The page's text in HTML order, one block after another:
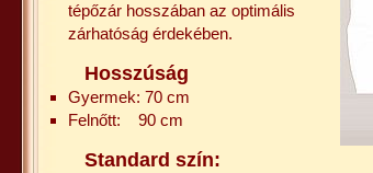
tépőzár hosszában az optimális
zárhatóság érdekében.
Hosszúság
Gyermek: 70 cm
Felnőtt: 90 cm
Standard szín: